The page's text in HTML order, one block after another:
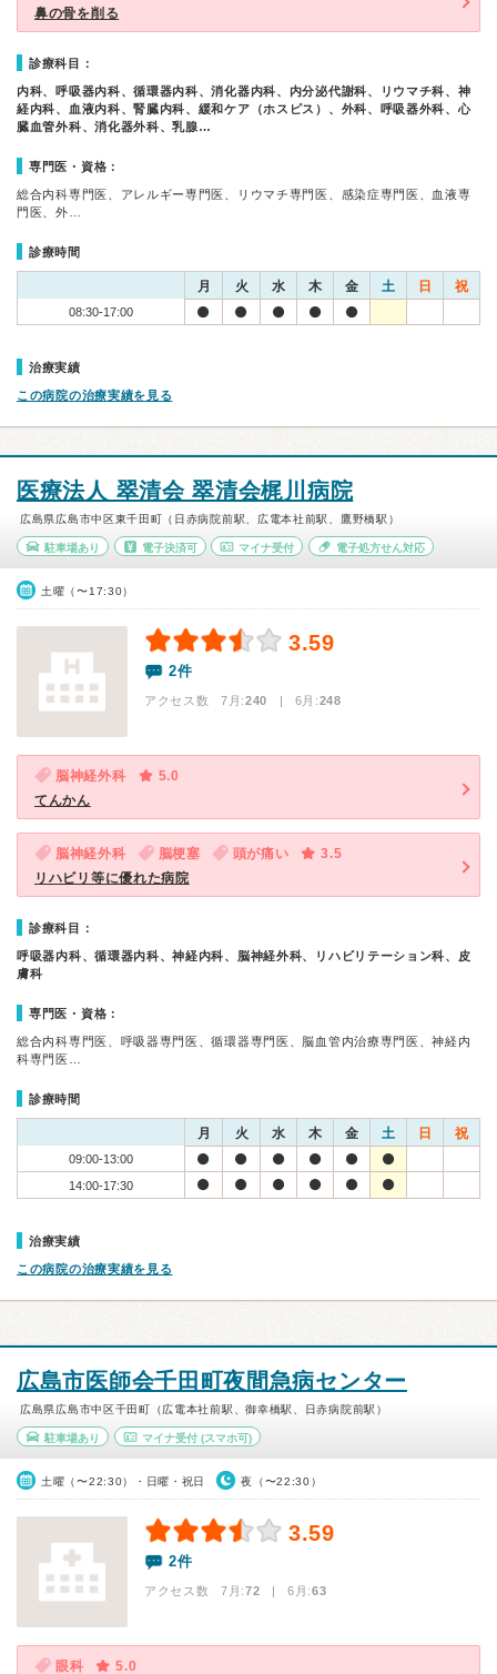
鼻の骨を削る
診療科目：
内科、呼吸器内科、循環器内科、消化器内科、内分泌代謝科、リウマチ科、神
経内科、血液内科、腎臓内科、緩和ケア（ホスピス）、外科、呼吸器外科、心
臓血管外科、消化器外科、乳腺…
専門医・資格：
総合内科専門医、アレルギー専門医、リウマチ専門医、感染症専門医、血液専
門医、外…
診療時間
月 火 水 木 金 土 日 祝
08:30-17:00
治療実績
この病院の治療実績を見る
医療法人 翠清会 翠清会梶川病院
広島県広島市中区東千田町（日赤病院前駅、広電本社前駅、鷹野橋駅）
駐車場あり 電子決済可 マイナ受付 電子処方せん対応
土曜（〜17:30）
3.59
2件
アクセス数 7月:240 | 6月:248
脳神経外科
5.0
てんかん
脳神経外科 脳梗塞 頭が痛い
3.5
リハビリ等に優れた病院
診療科目：
呼吸器内科、循環器内科、神経内科、脳神経外科、リハビリテーション科、皮
膚科
専門医・資格：
総合内科専門医、呼吸器専門医、循環器専門医、脳血管内治療専門医、神経内
科専門医…
診療時間
月 火 水 木 金 土 日 祝
09:00-13:00
14:00-17:30
治療実績
この病院の治療実績を見る
広島市医師会千田町夜間急病センター
広島県広島市中区千田町（広電本社前駅、御幸橋駅、日赤病院前駅）
駐車場あり マイナ受付(スマホ可)
土曜（〜22:30）・日曜・祝日 夜（〜22:30）
3.59
2件
アクセス数 7月:72 | 6月:63
眼科
5.0